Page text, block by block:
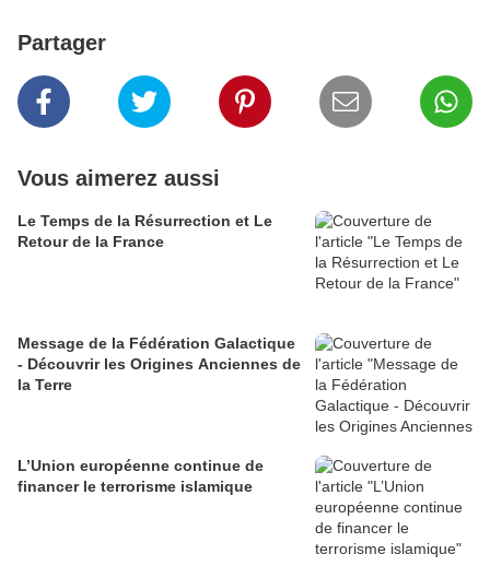
Partager
Vous aimerez aussi
Le Temps de la Résurrection et Le
Retour de la France
Message de la Fédération Galactique
- Découvrir les Origines Anciennes de
la Terre
L’Union européenne continue de
financer le terrorisme islamique